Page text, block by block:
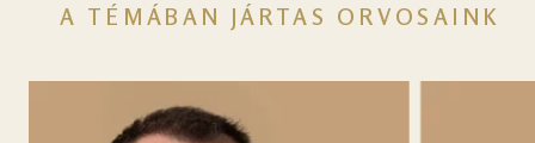
A TÉMÁBAN JÁRTAS ORVOSAINK